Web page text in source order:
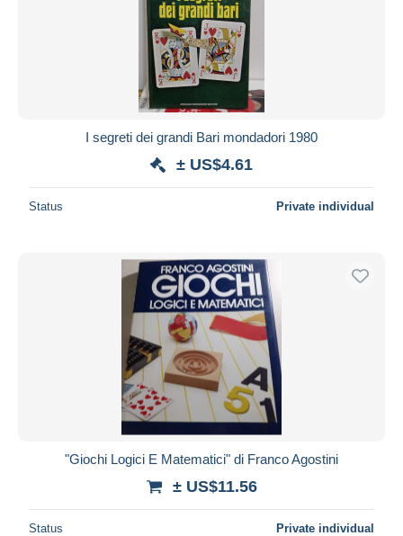
Submit
I segreti dei grandi Bari mondadori 1980
± US$4.61
Status Private individual
"Giochi Logici E Matematici" di Franco Agostini
± US$11.56
Status Private individual